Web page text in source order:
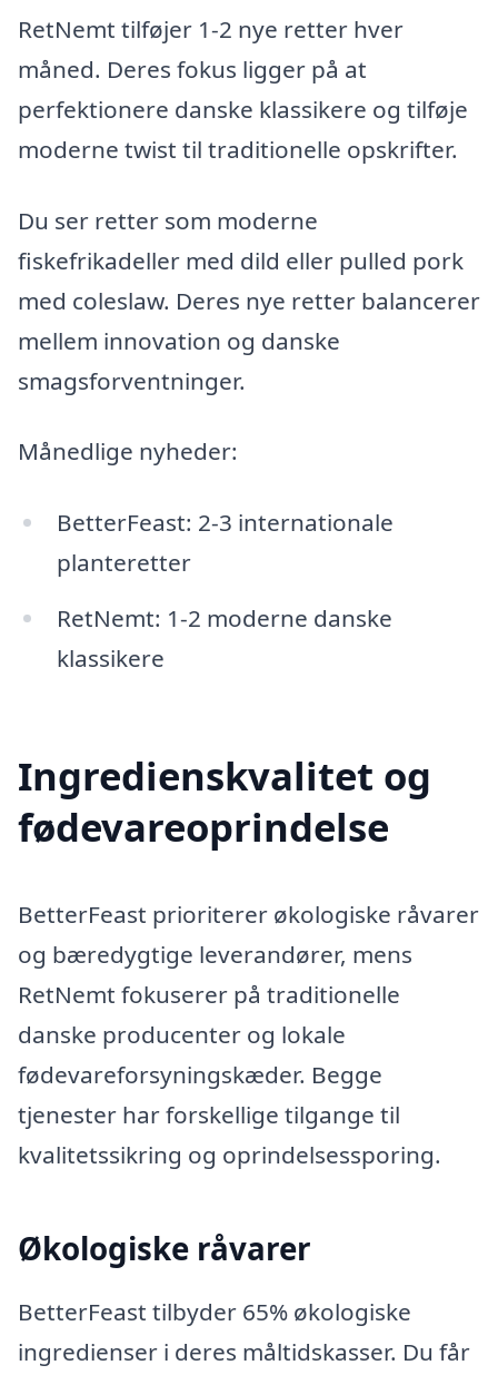
RetNemt tilføjer 1-2 nye retter hver
måned. Deres fokus ligger på at
perfektionere danske klassikere og tilføje
moderne twist til traditionelle opskrifter.
Du ser retter som moderne
fiskefrikadeller med dild eller pulled pork
med coleslaw. Deres nye retter balancerer
mellem innovation og danske
smagsforventninger.
Månedlige nyheder:
BetterFeast: 2-3 internationale
planteretter
RetNemt: 1-2 moderne danske
klassikere
Ingredienskvalitet og
fødevareoprindelse
BetterFeast prioriterer økologiske råvarer
og bæredygtige leverandører, mens
RetNemt fokuserer på traditionelle
danske producenter og lokale
fødevareforsyningskæder. Begge
tjenester har forskellige tilgange til
kvalitetssikring og oprindelsessporing.
Økologiske råvarer
BetterFeast tilbyder 65% økologiske
ingredienser i deres måltidskasser. Du får